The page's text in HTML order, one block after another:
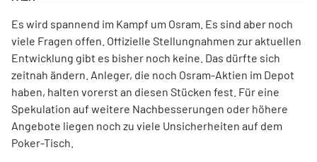
Es wird spannend im Kampf um Osram. Es sind aber noch
viele Fragen offen. Offizielle Stellungnahmen zur aktuellen
Entwicklung gibt es bisher noch keine. Das dürfte sich
zeitnah ändern. Anleger, die noch Osram-Aktien im Depot
haben, halten vorerst an diesen Stücken fest. Für eine
Spekulation auf weitere Nachbesserungen oder höhere
Angebote liegen noch zu viele Unsicherheiten auf dem
Poker-Tisch.